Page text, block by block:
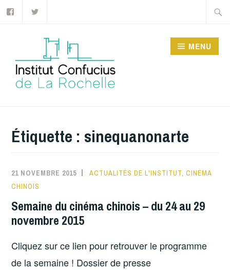
Accéder
DE LA ROCHELLE
MENU
Étiquette : sinequanonarte
21 NOVEMBRE 2015 ACTUALITÉS DE L'INSTITUT,CINÉMA
CHINOIS
Semaine du cinéma chinois – du 24 au 29
novembre 2015
Cliquez sur ce lien pour retrouver le programme
de la semaine ! Dossier de presse